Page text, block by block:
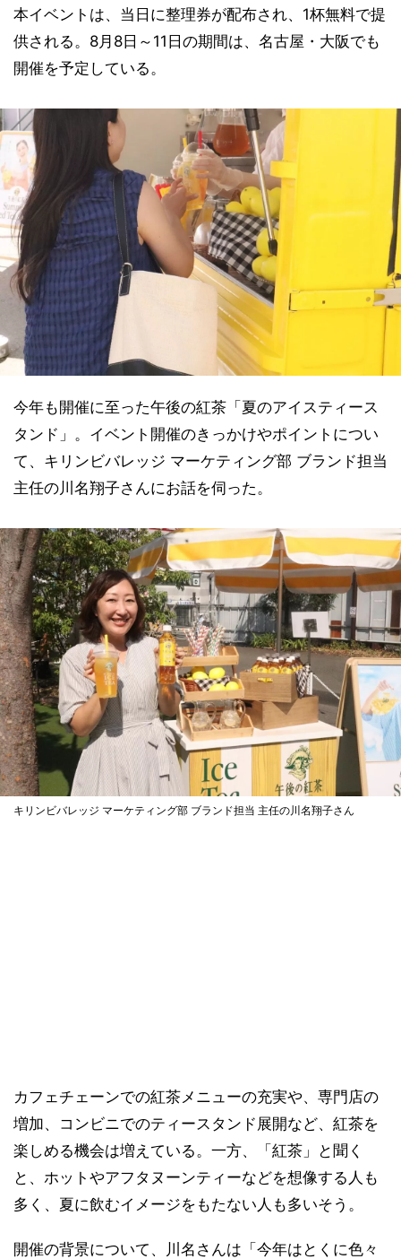
本イベントは、当日に整理券が配布され、1杯無料で提
供される。8月8日～11日の期間は、名古屋・大阪でも
開催を予定している。
今年も開催に至った午後の紅茶「夏のアイスティース
タンド」。イベント開催のきっかけやポイントについ
て、キリンビバレッジ マーケティング部 ブランド担当
主任の川名翔子さんにお話を伺った。
キリンビバレッジ マーケティング部 ブランド担当 主任の川名翔子さん
カフェチェーンでの紅茶メニューの充実や、専門店の
増加、コンビニでのティースタンド展開など、紅茶を
楽しめる機会は増えている。一方、「紅茶」と聞く
と、ホットやアフタヌーンティーなどを想像する人も
多く、夏に飲むイメージをもたない人も多いそう。
開催の背景について、川名さんは「今年はとくに色々